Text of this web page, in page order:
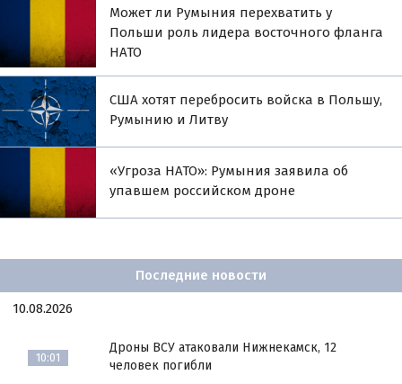
Может ли Румыния перехватить у
Польши роль лидера восточного фланга
НАТО
США хотят перебросить войска в Польшу,
Румынию и Литву
«Угроза НАТО»: Румыния заявила об
упавшем российском дроне
Последние новости
10.08.2026
10:01
Дроны ВСУ атаковали Нижнекамск, 12
человек погибли